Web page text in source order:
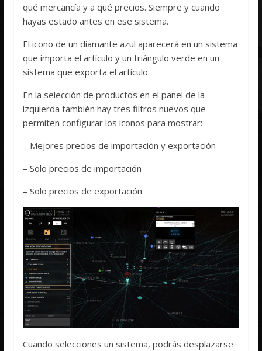
qué mercancía y a qué precios. Siempre y cuando
hayas estado antes en ese sistema.
El icono de un diamante azul aparecerá en un sistema
que importa el artículo y un triángulo verde en un
sistema que exporta el artículo.
En la selección de productos en el panel de la
izquierda también hay tres filtros nuevos que
permiten configurar los iconos para mostrar:
– Mejores precios de importación y exportación
– Solo precios de importación
– Solo precios de exportación
Cuando selecciones un sistema, podrás desplazarse